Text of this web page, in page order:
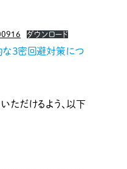
ダウンロード
３密回避対策につ
ただけるよう、以下